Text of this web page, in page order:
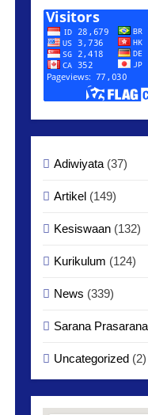
Adiwiyata (37)
Artikel (149)
Kesiswaan (132)
Kurikulum (124)
News (339)
Sarana Prasarana
Uncategorized (2)